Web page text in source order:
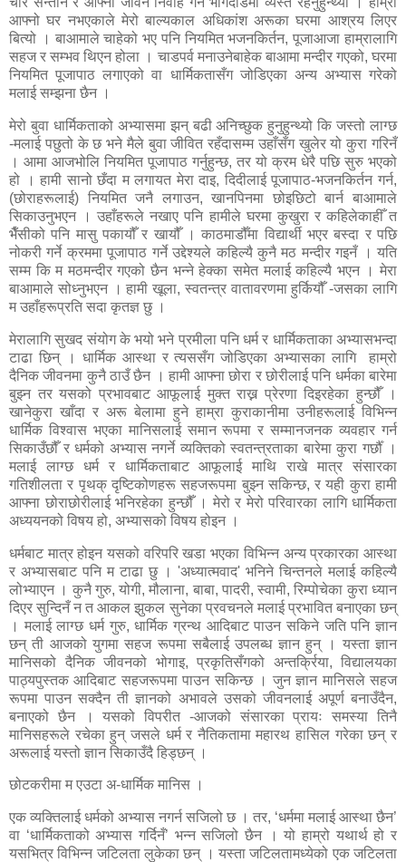
आफ्नो घर नभएकाले मेरो बाल्यकाल अधिकांश अरूका घरमा आश्रय लिएर
बित्यो । बाआमाले चाहेको भए पनि नियमित भजनकिर्तन, पूजाआजा हाम्रालागि
सहज र सम्भव थिएन होला । चाडपर्व मनाउनेबाहेक बाआमा मन्दीर गएको, घरमा
नियमित पूजापाठ लगाएको वा धार्मिकतासँग जोडिएका अन्य अभ्यास गरेको
मलाई सम्झना छैन ।
मेरो बुवा धार्मिकताको अभ्यासमा झन् बढी अनिच्छुक हुनुहुन्थ्यो कि जस्तो लाग्छ
-मलाई पछुतो के छ भने मैले बुवा जीवित रहँदासम्म उहाँसँग खुलेर यो कुरा गरिनँ
। आमा आजभोलि नियमित पूजापाठ गर्नुहुन्छ, तर यो क्रम धेरै पछि सुरु भएको
हो । हामी सानो छँदा म लगायत मेरा दाइ, दिदीलाई पूजापाठ-भजनकिर्तन गर्न,
(छोराहरूलाई) नियमित जनै लगाउन, खानपिनमा छोइछिटो बार्न बाआमाले
सिकाउनुभएन । उहाँहरूले नखाए पनि हामीले घरमा कुखुरा र कहिलेकाहीँ त
भैँसीको पनि मासु पकायौँ र खायौँ । काठमाडौँमा विद्यार्थी भएर बस्दा र पछि
नोकरी गर्ने क्रममा पूजापाठ गर्ने उद्देश्यले कहिल्यै कुनै मठ मन्दीर गइनँ । यति
सम्म कि म मठमन्दीर गएको छैन भन्ने हेक्का समेत मलाई कहिल्यै भएन । मेरा
बाआमाले सोध्नुभएन । हामी खूला, स्वतन्त्र वातावरणमा हुर्कियौँ -जसका लागि
म उहाँहरूप्रति सदा कृतज्ञ छु ।
मेरालागि सुखद संयोग के भयो भने प्रमीला पनि धर्म र धार्मिकताका अभ्यासभन्दा
टाढा छिन् । धार्मिक आस्था र त्यससँग जोडिएका अभ्यासका लागि
हाम्रो
दैनिक जीवनमा कुनै ठाउँ छैन । हामी आफ्ना छोरा र छोरीलाई पनि धर्मका बारेमा
बुझ्न तर यसको प्रभावबाट आफूलाई मुक्त राख्न प्रेरणा दिइरहेका हुन्छौँ ।
खानेकुरा खाँदा र अरू बेलामा हुने हाम्रा कुराकानीमा उनीहरूलाई विभिन्न
धार्मिक विश्वास भएका मानिसलाई समान रूपमा र सम्मानजनक व्यवहार गर्न
सिकाउँछौँ र धर्मको अभ्यास नगर्ने व्यक्तिको स्वतन्त्रताका बारेमा कुरा गर्छौँ ।
मलाई लाग्छ धर्म र धार्मिकताबाट आफूलाई माथि राखे मात्र संसारका
गतिशीलता र पृथक् दृष्टिकोणहरू सहजरूपमा बुझ्न सकिन्छ, र यही कुरा हामी
आफ्ना छोराछोरीलाई भनिरहेका हुन्छौँ । मेरो र मेरो परिवारका लागि धार्मिकता
अध्ययनको विषय हो, अभ्यासको विषय होइन ।
धर्मबाट मात्र होइन यसको वरिपरि खडा भएका विभिन्न अन्य प्रकारका आस्था
र अभ्यासबाट पनि म टाढा छु । 'अध्यात्मवाद' भनिने चिन्तनले मलाई कहिल्यै
लोभ्याएन । कुनै गुरु, योगी, मौलाना, बाबा, पादरी, स्वामी, रिम्पोचेका कुरा ध्यान
दिएर सुन्दिनँ न त आकल झुकल सुनेका प्रवचनले मलाई प्रभावित बनाएका छन्
। मलाई लाग्छ धर्म गुरु, धार्मिक ग्रन्थ आदिबाट पाउन सकिने जति पनि ज्ञान
छन् ती आजको युगमा सहज रूपमा सबैलाई उपलब्ध ज्ञान हुन् । यस्ता ज्ञान
मानिसको दैनिक जीवनको भोगाइ, प्रकृतिसँगको अन्तर्क्रिया, विद्यालयका
पाठ्यपुस्तक आदिबाट सहजरूपमा पाउन सकिन्छ । जुन ज्ञान मानिसले सहज
रूपमा पाउन सक्दैन ती ज्ञानको अभावले उसको जीवनलाई अपूर्ण बनाउँदैन,
बनाएको छैन । यसको विपरीत -आजको संसारका प्रायः समस्या तिनै
मानिसहरूले रचेका हुन् जसले धर्म र नैतिकतामा महारथ हासिल गरेका छन् र
अरूलाई यस्तो ज्ञान सिकाउँदै हिड्छन् ।
छोटकरीमा म एउटा अ-धार्मिक मानिस ।
एक व्यक्तिलाई धर्मको अभ्यास नगर्न सजिलो छ । तर, ‘धर्ममा मलाई आस्था छैन’
वा ‘धार्मिकताको अभ्यास गर्दिनँ’ भन्न सजिलो छैन । यो हाम्रो यथार्थ हो र
यसभित्र विभिन्न जटिलता लुकेका छन् । यस्ता जटिलतामध्येको एक जटिलता